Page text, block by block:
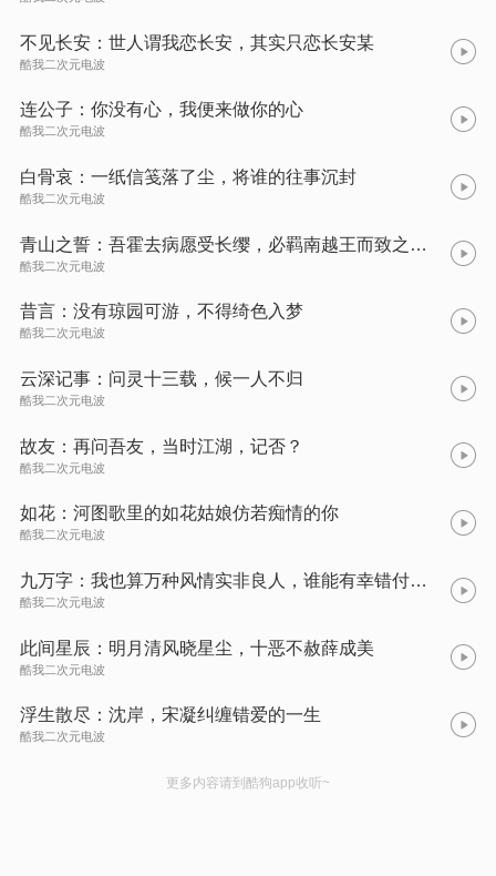
不见长安：世人谓我恋长安，其实只恋长安某
酷我二次元电波
连公子：你没有心，我便来做你的心
酷我二次元电波
白骨哀：一纸信笺落了尘，将谁的往事沉封
酷我二次元电波
青山之誓：吾霍去病愿受长缨，必羁南越王而致之阙下
酷我二次元电波
昔言：没有琼园可游，不得绮色入梦
酷我二次元电波
云深记事：问灵十三载，候一人不归
酷我二次元电波
故友：再问吾友，当时江湖，记否？
酷我二次元电波
如花：河图歌里的如花姑娘仿若痴情的你
酷我二次元电波
九万字：我也算万种风情实非良人，谁能有幸错付终身
酷我二次元电波
此间星辰：明月清风晓星尘，十恶不赦薛成美
酷我二次元电波
浮生散尽：沈岸，宋凝纠缠错爱的一生
酷我二次元电波
更多内容请到酷狗app收听~